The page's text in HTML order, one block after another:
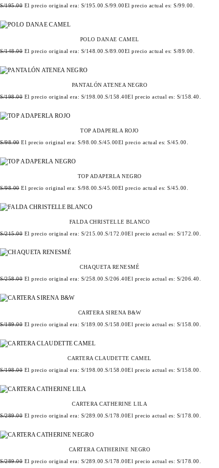
S/195.00 El precio original era: S/195.00.S/99.00El precio actual es: S/99.00.
POLO DANAE CAMEL
S/148.00 El precio original era: S/148.00. S/89.00El precio actual es: S/89.00.
PANTALÓN ATENEA NEGRO
S/198.00 El precio original era: S/198.00. S/158.40El precio actual es: S/158.40.
TOP ADAPERLA ROJO
S/98.00 El precio original era: S/98.00. S/45.00El precio actual es: S/45.00.
TOP ADAPERLA NEGRO
S/98.00 El precio original era: S/98.00. S/45.00El precio actual es: S/45.00.
FALDA CHRISTELLE BLANCO
S/215.00 El precio original era: S/215.00. S/172.00El precio actual es: S/172.00.
CHAQUETA RENESMÉ
S/258.00 El precio original era: S/258.00.S/206.40El precio actual es: S/206.40.
CARTERA SIRENA B&W
S/189.00 El precio original era: S/189.00.S/158.00El precio actual es: S/158.00.
CARTERA CLAUDETTE CAMEL
S/198.00 El precio original era: S/198.00. S/158.00El precio actual es: S/158.00.
CARTERA CATHERINE LILA
S/289.00 El precio original era: S/289.00. S/178.00El precio actual es: S/178.00.
CARTERA CATHERINE NEGRO
S/289.00 El precio original era: S/289.00. S/178.00El precio actual es: S/178.00.